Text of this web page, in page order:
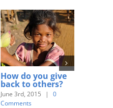
How do you give
back to others?
June 3rd, 2015 |
0
Comments